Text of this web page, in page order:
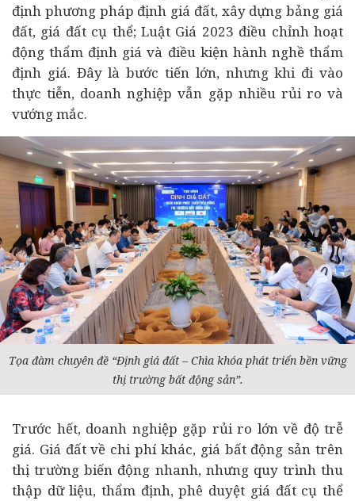
định phương pháp định giá đất, xây dựng bảng giá
đất, giá đất cụ thể; Luật Giá 2023 điều chỉnh hoạt
động thẩm định giá và điều kiện hành nghề thẩm
định giá. Đây là bước tiến lớn, nhưng khi đi vào
thực tiễn, doanh nghiệp vẫn gặp nhiều rủi ro và
vướng mắc.
Tọa đàm chuyên đề “Định giá đất – Chìa khóa phát triển bền vững
thị trường bất động sản”.
Trước hết, doanh nghiệp gặp rủi ro lớn về độ trễ
giá. Giá đất về chi phí khác, giá bất động sản trên
thị trường biến động nhanh, nhưng quy trình thu
thập dữ liệu, thẩm định, phê duyệt giá đất cụ thể